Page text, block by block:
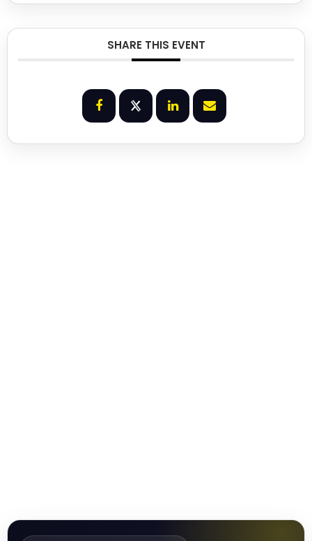
SHARE THIS EVENT